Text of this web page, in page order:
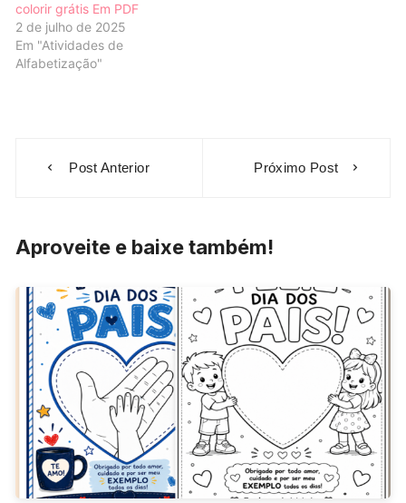
colorir grátis Em PDF
2 de julho de 2025
Em "Atividades de
Alfabetização"
Post Anterior Próximo Post
Aproveite e baixe também!